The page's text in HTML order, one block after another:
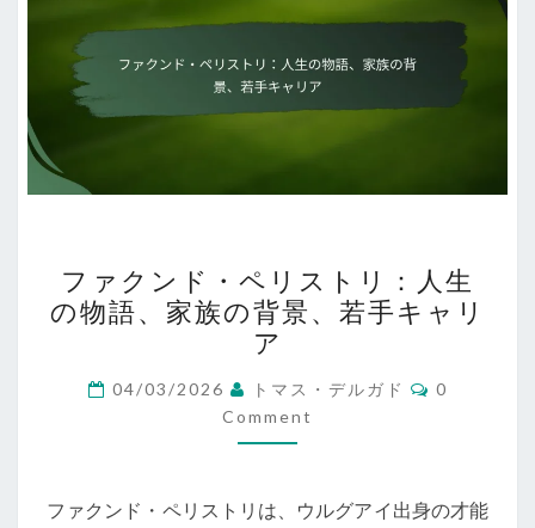
ァ
ク
ド・
ペ
リ
ト
ファクンド・ペリストリ：人生
の物語、家族の背景、若手キャリ
ア
04/03/2026 トマス・デルガド Comments
0
Comment
ファクンド・ペリストリは、ウルグアイ出身の才能